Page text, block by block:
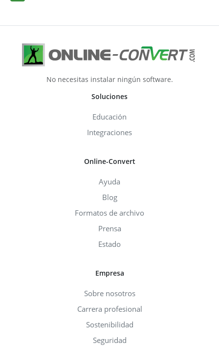
No necesitas instalar ningún software.
Soluciones
Educación
Integraciones
Online-Convert
Ayuda
Blog
Formatos de archivo
Prensa
Estado
Empresa
Sobre nosotros
Carrera profesional
Sostenibilidad
Seguridad